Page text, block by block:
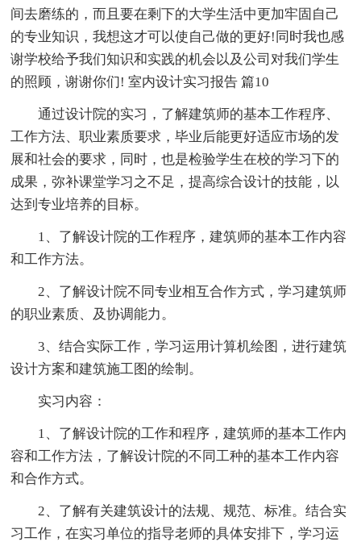
间去磨练的，而且要在剩下的大学生活中更加牢固自己
的专业知识，我想这才可以使自己做的更好!同时我也感
谢学校给予我们知识和实践的机会以及公司对我们学生
的照顾，谢谢你们! 室内设计实习报告 篇10
通过设计院的实习，了解建筑师的基本工作程序、
工作方法、职业素质要求，毕业后能更好适应市场的发
展和社会的要求，同时，也是检验学生在校的学习下的
成果，弥补课堂学习之不足，提高综合设计的技能，以
达到专业培养的目标。
1、了解设计院的工作程序，建筑师的基本工作内容
和工作方法。
2、了解设计院不同专业相互合作方式，学习建筑师
的职业素质、及协调能力。
3、结合实际工作，学习运用计算机绘图，进行建筑
设计方案和建筑施工图的绘制。
实习内容：
1、了解设计院的工作和程序，建筑师的基本工作内
容和工作方法，了解设计院的不同工种的基本工作内容
和合作方式。
2、了解有关建筑设计的法规、规范、标准。结合实
习工作，在实习单位的指导老师的具体安排下，学习运